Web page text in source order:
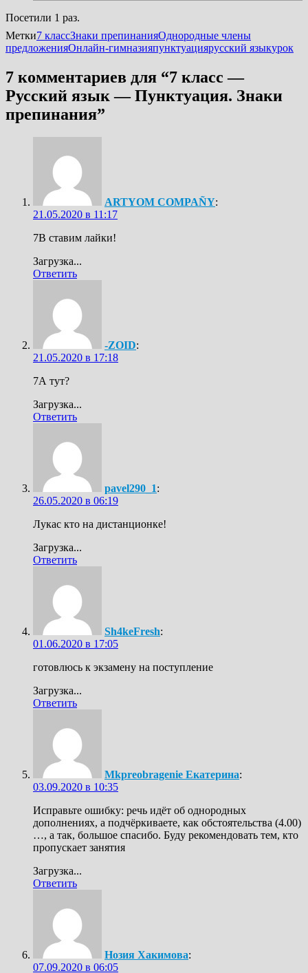
Посетили 1 раз.
Метки7 классЗнаки препинанияОднородные члены
предложенияОнлайн-гимназияпунктуациярусский языкурок
7 комментариев для “7 класс —
Русский язык — Пунктуация. Знаки
препинания”
ARTYOM COMPAÑY:
21.05.2020 в 11:17
7В ставим лайки!
Загрузка...
Ответить
-ZOID:
21.05.2020 в 17:18
7А тут?
Загрузка...
Ответить
pavel290_1:
26.05.2020 в 06:19
Лукас кто на дистанционке!
Загрузка...
Ответить
Sh4keFresh:
01.06.2020 в 17:05
готовлюсь к экзамену на поступление
Загрузка...
Ответить
Mkpreobragenie Екатерина:
03.09.2020 в 10:35
Исправьте ошибку: речь идёт об однородных
дополнениях, а подчёркиваете, как обстоятельства (4.00)
…, а так, большое спасибо. Буду рекомендовать тем, кто
пропускает занятия
Загрузка...
Ответить
Нозия Хакимова:
07.09.2020 в 06:05